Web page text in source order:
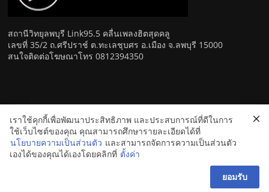
สถานีวิทยุลพบุรี Link95.5 คลื่นเพลงฮิตสุดคลู
เลขที่ 35/2 ถ.ศรีปราช์ ต.ทะเลชุบศร อ.เมือง จ.ลพบุรี 15000
สนใจติดต่อโฆษณาโทร 0812394350
Copyright © 2026Link 95.5 คลื่นเพลงฮิตสุดคูล สถานีวิทยุ FM
ลพบุรี . All rights reserved.
เราใช้คุกกี้เพื่อพัฒนาประสิทธิภาพ และประสบการณ์ที่ดีในการ
ใช้เว็บไซต์ของคุณ คุณสามารถศึกษารายละเอียดได้ที่
นโยบายความเป็นส่วนตัว และสามารถจัดการความเป็นส่วนตัว
เองได้ของคุณได้เองโดยคลิกที่ ตั้งค่า
ยอมรับ